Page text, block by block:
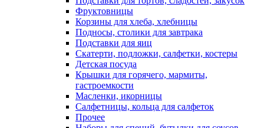
Фруктовницы
Корзины для хлеба, хлебницы
Подносы, столики для завтрака
Подставки для яиц
Скатерти, подложки, салфетки, костеры
Детская посуда
Крышки для горячего, мармиты,
гастроемкости
Масленки, икорницы
Салфетницы, кольца для салфеток
Прочее